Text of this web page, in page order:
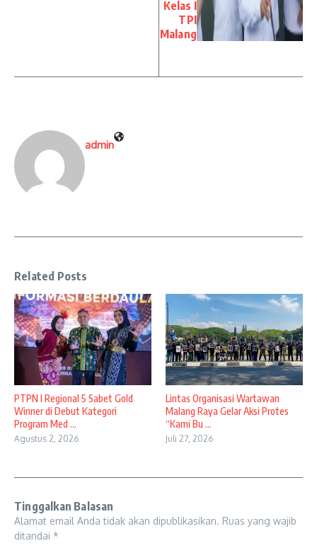
Kelas I
TPI
Malang
admin
Related Posts
PTPN I Regional 5 Sabet Gold
Winner di Debut Kategori
Program Med ...
Agustus 2, 2026
Lintas Organisasi Wartawan
Malang Raya Gelar Aksi Protes
“Kami Bu ...
Juli 27, 2026
Tinggalkan Balasan
Alamat email Anda tidak akan dipublikasikan. Ruas yang wajib
ditandai *